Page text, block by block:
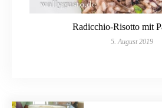
Radicchio-Risotto mit
5. August 2019